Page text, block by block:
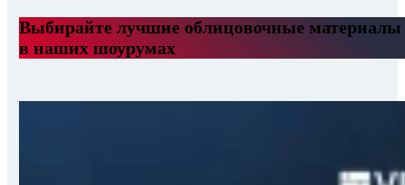
Выбирайте лучшие облицовочные материалы
в наших шоурумах